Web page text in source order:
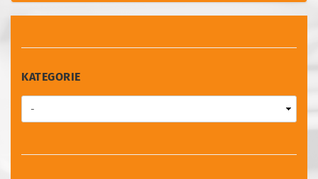
KATEGORIE
KATEGORIE